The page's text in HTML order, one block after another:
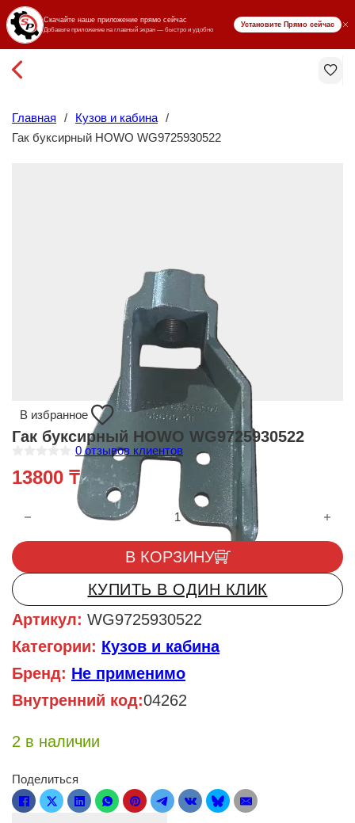
₸ KZT
Главная / Кузов и кабина /
Гак буксирный HOWO WG9725930522
В избранное
Гак буксирный HOWO WG9725930522
ц
е
и
з
5
0отзывов клиентов
13800 ₸
Количество товара Гак буксирный HOWO WG9725930522
В КОРЗИНУ
КУПИТЬ В ОДИН КЛИК
Артикул: WG9725930522
Категории: Кузов и кабина
Бренд: Не применимо
Внутренний код:04262
2 в наличии
Поделиться